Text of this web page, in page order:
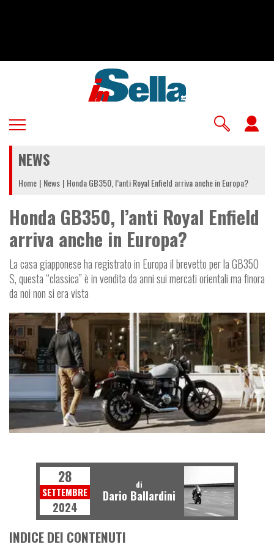
NEWS
Home News Honda GB350, l’anti Royal Enfield arriva anche in Europa?
Honda GB350, l’anti Royal Enfield
arriva anche in Europa?
La casa giapponese ha registrato in Europa il brevetto per la GB350
S, questa “classica” è in vendita da anni sui mercati orientali ma finora
da noi non si era vista
28
SETTEMBRE
2024
di
Dario Ballardini
INDICE DEI CONTENUTI